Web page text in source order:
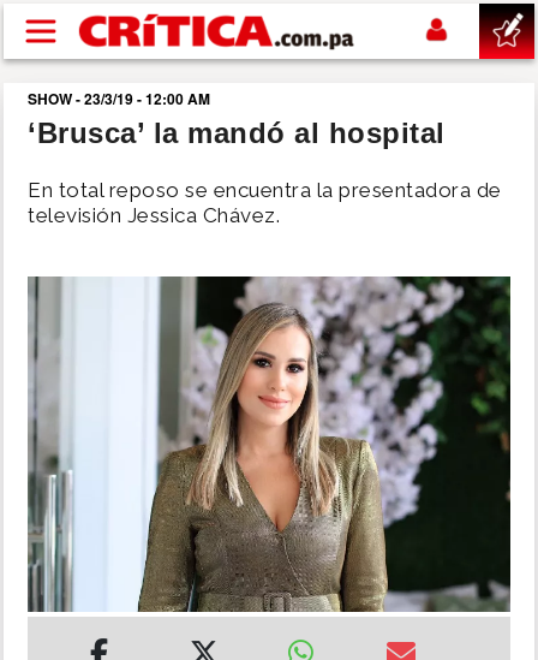
Pasar al contenido principal
buscar
MUNDO
INSÓLITAS
MULTIMEDIA
SHOW - 23/3/19 - 12:00 AM
‘Brusca’ la mandó al hospital
En total reposo se encuentra la presentadora de
televisión Jessica Chávez.